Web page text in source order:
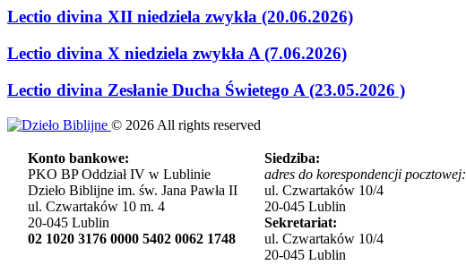
Lectio divina XII niedziela zwykła (20.06.2026)
Lectio divina X niedziela zwykła A (7.06.2026)
Lectio divina Zesłanie Ducha Świetego A (23.05.2026 )
© 2026 All rights reserved
Konto bankowe:
PKO BP Oddział IV w Lublinie
Dzieło Biblijne im. św. Jana Pawła II
ul. Czwartaków 10 m. 4
20-045 Lublin
02 1020 3176 0000 5402 0062 1748
Siedziba:
adres do korespondencji pocztowej:
ul. Czwartaków 10/4
20-045 Lublin
Sekretariat:
ul. Czwartaków 10/4
20-045 Lublin